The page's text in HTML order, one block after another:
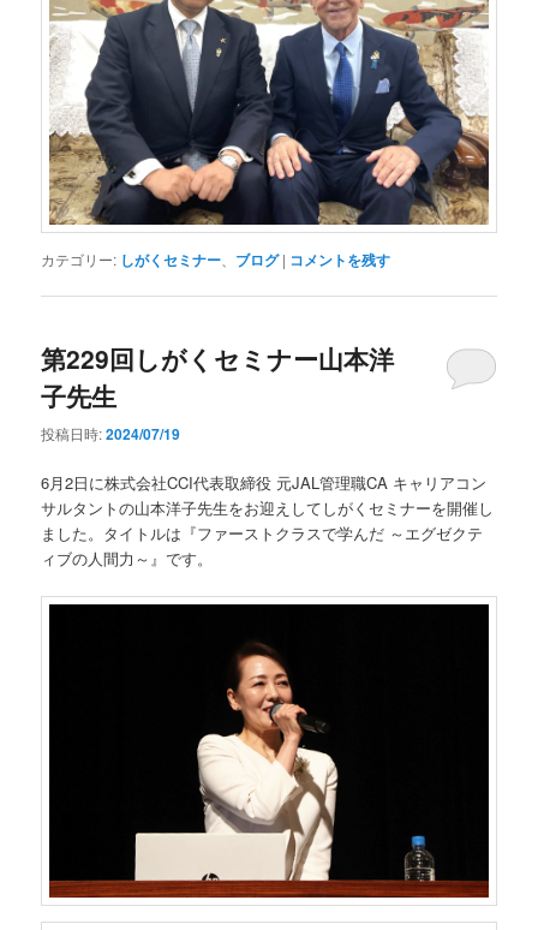
カテゴリー: しがくセミナー ブログ | コメントを残す
第229回しがくセミナー山本洋
子先生
投稿日時:2024/07/19
6月2日に株式会社CCI代表取締役 元JAL管理職CA キャリアコン
サルタントの山本洋子先生をお迎えしてしがくセミナーを開催し
ました。タイトルは『ファーストクラスで学んだ ～エグゼクテ
ィブの人間力～』です。